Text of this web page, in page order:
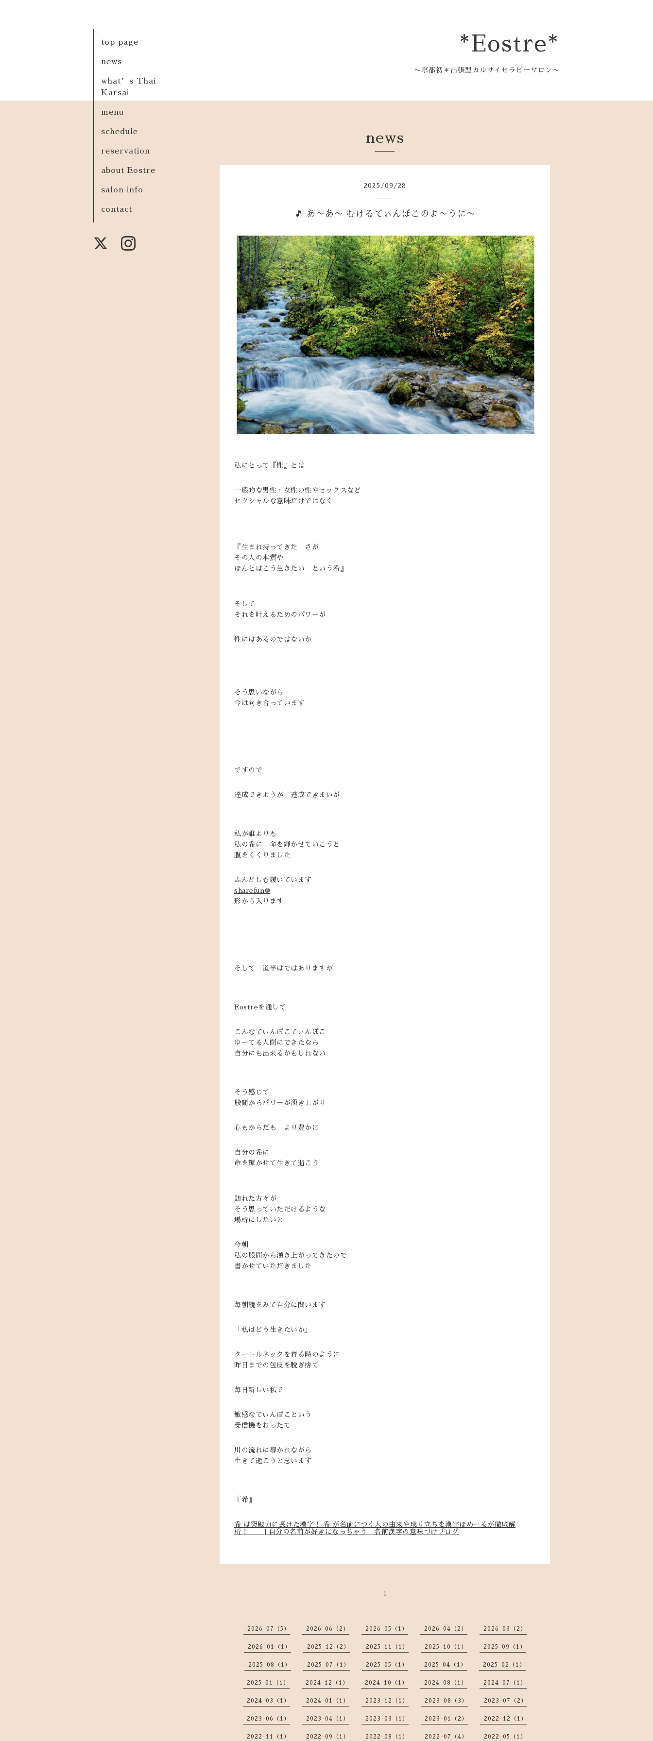
*Eostre*
〜京都初＊出張型カルサイセラピーサロン〜
top page
news
what’s Thai
Karsai
menu
schedule
reservation
about Eostre
salon info
contact
news
2025 /09 /28
🎵 あ〜あ〜 むけるてぃんぽこのよ〜うに〜
私にとって『性』とは
一般的な男性・女性の性やセックスなど
セクシャルな意味だけではなく
『生まれ持ってきた さが
その人の本質や
ほんとはこう生きたい という希』
そして
それを叶えるためのパワーが
性にはあるのではないか
そう思いながら
今は向き合っています
ですので
達成できようが 達成できまいが
私が誰よりも
私の希に 命を輝かせていこうと
腹をくくりました
ふんどしも履いています
sharefun®
形から入ります
そして 道半ばではありますが
Eostreを通して
こんなてぃんぽこてぃんぽこ
ゆーてる人間にできたなら
自分にも出来るかもしれない
そう感じて
股間からパワーが湧き上がり
心もからだも より豊かに
自分の希に
命を輝かせて生きて逝こう
訪れた方々が
そう思っていただけるような
場所にしたいと
今朝
私の股間から湧き上がってきたので
書かせていただきました
毎朝鏡をみて自分に問います
「私はどう生きたいか」
タートルネックを着る時のように
昨日までの包皮を脱ぎ捨て
毎日新しい私で
敏感なてぃんぽこという
受信機をおったて
川の流れに導かれながら
生きて逝こうと思います
『希』
希 は突破力に長けた漢字！ 希 が名前につく人の由来や成り立ちを漢字ほめーるが徹底解
析！ | 自分の名前が好きになっちゃう 名前漢字の意味づけブログ
1
2026-07（5） 2026-06（2） 2026-05（1） 2026-04（2） 2026-03（2）
2026-01（1） 2025-12（2） 2025-11（1） 2025-10（1） 2025-09（1）
2025-08（1） 2025-07（1） 2025-05（1） 2025-04（1） 2025-02（1）
2025-01（1） 2024-12（1） 2024-10（1） 2024-08（1） 2024-07（1）
2024-03（1） 2024-01（1） 2023-12（1） 2023-08（3） 2023-07（2）
2023-06（1） 2023-04（1） 2023-03（1） 2023-01（2） 2022-12（1）
2022-11（1） 2022-09（1） 2022-08（1） 2022-07（4） 2022-05（1）